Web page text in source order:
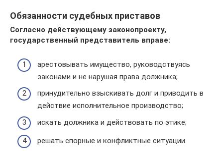
Обязанности судебных приставов
Согласно действующему законопроекту,
государственный представитель вправе:
арестовывать имущество, руководствуясь
законами и не нарушая права должника;
принудительно взыскивать долг и приводить в
действие исполнительное производство;
искать должника и действовать по этике;
решать спорные и конфликтные ситуации.